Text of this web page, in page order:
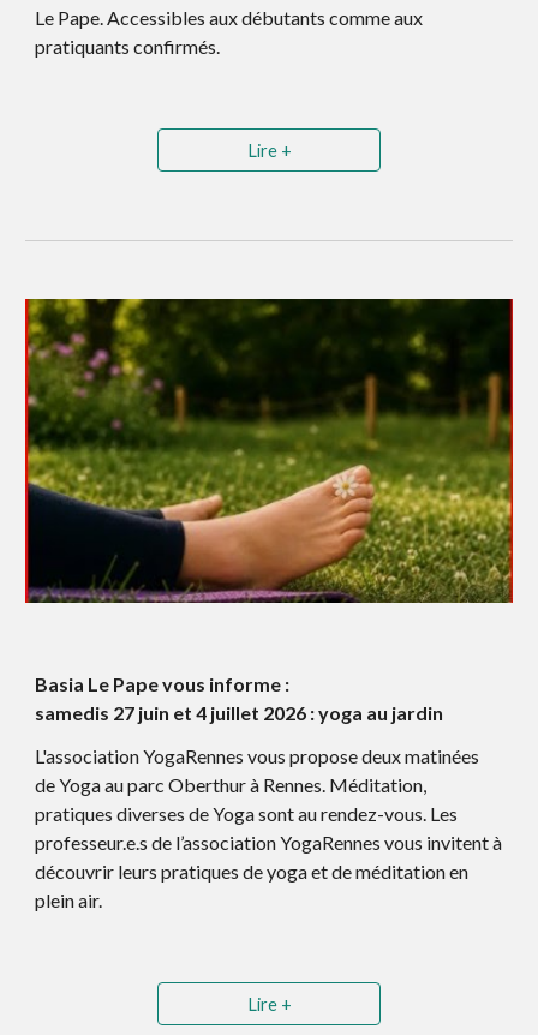
Le Pape.Accessibles aux débutants comme aux
pratiquants confirmés.
Lire +
Basia Le Pape vous informe :
samedis 27 juin et 4 juillet 2026 : yoga au jardin
L'association YogaRennes vous propose deux matinées
de Yoga au parc Oberthur à Rennes. Méditation,
pratiques diverses de Yoga sont au rendez-vous. Les
professeur.e.s de l’association YogaRennes vous invitent à
découvrir leurs pratiques de yoga et de méditation en
plein air.
Lire +